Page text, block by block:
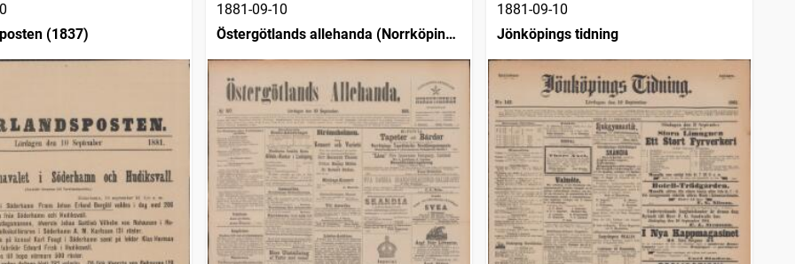
(1837)
1881-09-10
Östergötlands allehanda (Norrköping :
1879)
1881-09-10
Jönköpings tidning